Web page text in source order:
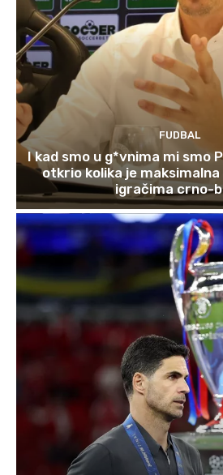
FUDBAL
I kad smo u g*vnima mi smo
otkrio kolika je
igračima crno-